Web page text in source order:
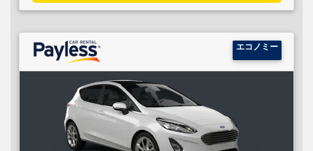
エコノミー